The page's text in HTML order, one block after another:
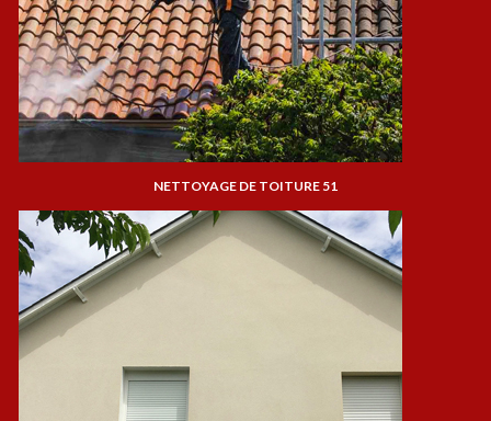
NETTOYAGE DE TOITURE 51